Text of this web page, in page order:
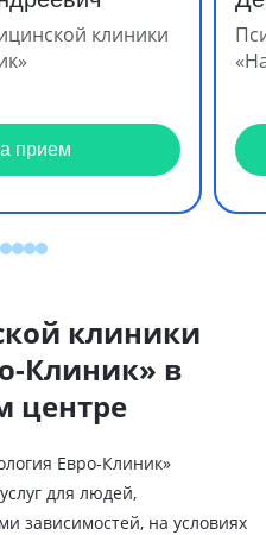
клиники
прием
клиники
Клиник» в
центре
Евро-Клиник»
для людей,
зависимостей, на условиях